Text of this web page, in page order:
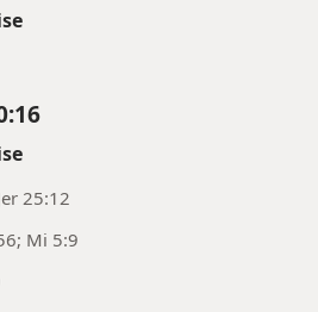
25:12
Mi 5:9